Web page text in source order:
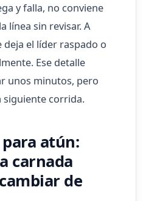
y falla, no conviene
línea sin revisar. A
deja el líder raspado o
Ese detalle
unos minutos, pero
siguiente corrida.
atún:
carnada
de